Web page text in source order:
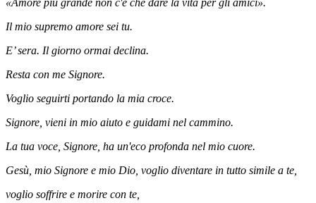
Il mio supremo amore sei tu.
E’ sera. Il giorno ormai declina.
Resta con me Signore.
Voglio seguirti portando la mia croce.
Signore, vieni in mio aiuto e guidami nel cammino.
La tua voce, Signore, ha un'eco profonda nel mio cuore.
Gesù, mio Signore e mio Dio, voglio diventare in tutto simile a te,
voglio soffrire e morire con te,